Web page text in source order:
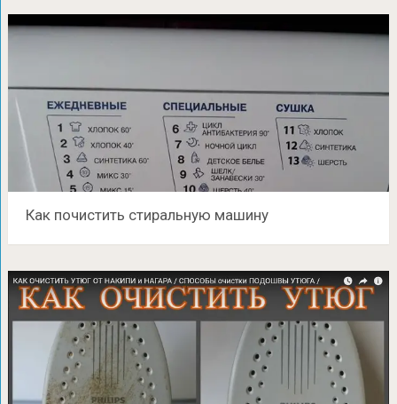
Как почистить стиральную машину